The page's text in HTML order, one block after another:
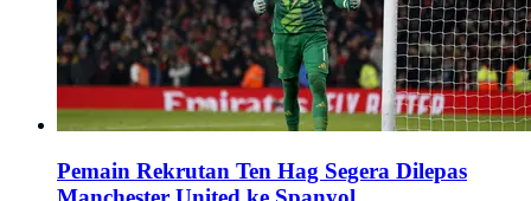
Pemain Rekrutan Ten Hag Segera Dilepas